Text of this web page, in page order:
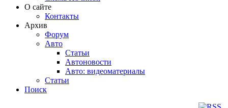
О сайте
Контакты
Архив
Форум
Авто
Статьи
Автоновости
Авто: видеоматериалы
Статьи
Поиск